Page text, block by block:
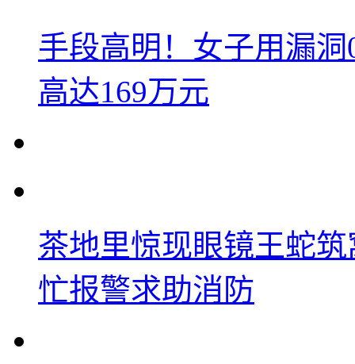
手段高明！女子用漏
高达169万元
茶地里惊现眼镜王蛇
忙报警求助消防